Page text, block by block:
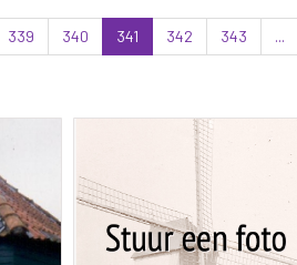
339 340 341 342 343 ...